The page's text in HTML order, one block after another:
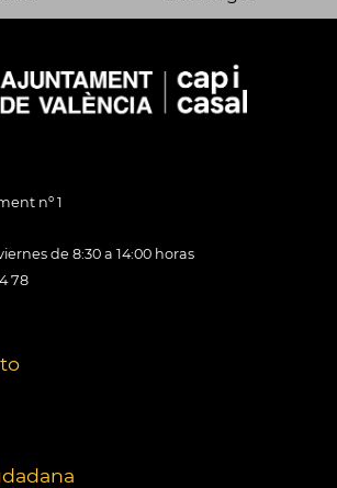
nº 1
de 8:30 a 14:00 horas
78